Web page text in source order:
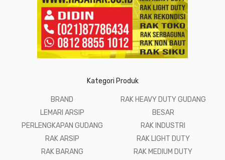
Kategori Produk
BRAND
LEMARI ARSIP
PERLENGKAPAN GUDANG
RAK ARSIP
RAK BARANG
RAK HEAVY DUTY GUDANG
BESAR
RAK INDUSTRI
RAK LIGHT DUTY
RAK MEDIUM DUTY